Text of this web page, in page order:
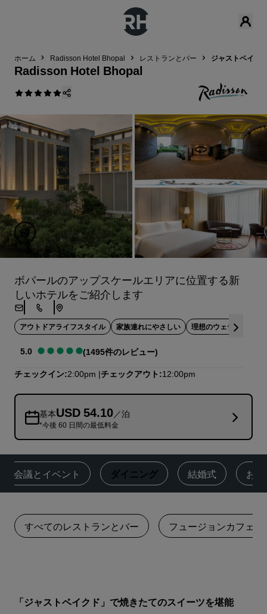
ホーム Radisson Hotel Bhopal レストランとバー ジャストベイク
Radisson Hotel Bhopal
ボパールのアップスケールエリアに位置する新
しいホテルをご紹介します
アウトドアライフスタイル 家族連れにやさしい 理想のウェディング
5.0
(1495件のレビュー)
チェックイン 2:00pm チェックアウト 12:00pm
基本USD 54.10／泊
*今後 60 日間の最低料金
‌会議とイベント ダイニング 結婚式 お
すべてのレストランとバー フュージョンカフェ
「ジャストベイクド」で焼きたてのスイーツを堪能